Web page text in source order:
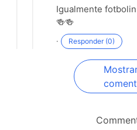
Igualmente fotbolin
🍻🍻
· Responder (0)